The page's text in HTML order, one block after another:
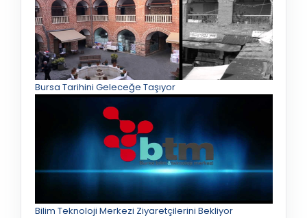
Bursa Tarihini Geleceğe Taşıyor
Bilim Teknoloji Merkezi Ziyaretçilerini Bekliyor